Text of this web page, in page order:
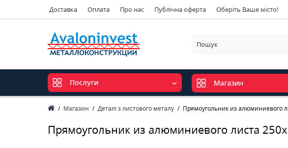
Доставка Оплата Про нас Публічна оферта Оберіть Ваше місто!
Послуги Магазин
Магазин Деталі з листового металу Прямоугольник из алюминиевого
Прямоугольник из алюминиевого листа